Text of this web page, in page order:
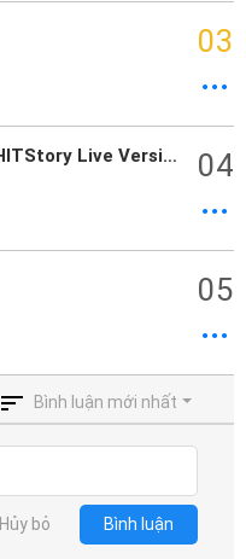
03
Yêu Em Rất Nhiều (HITStory Live Version) 04
05
Bình luận mới nhất
Hủy bỏ Bình luận